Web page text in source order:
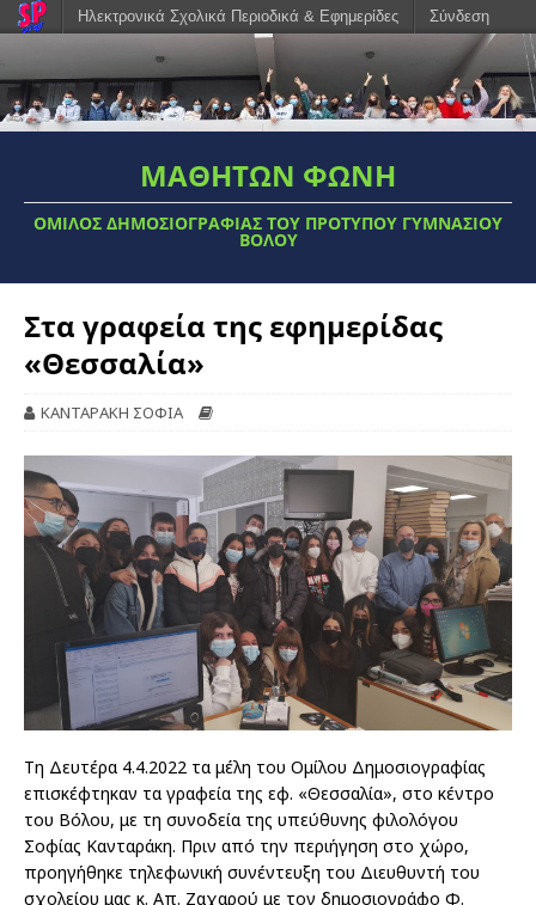
ΜΑΘΗΤΩΝ ΦΩΝΗ
ΟΜΙΛΟΣ ΔΗΜΟΣΙΟΓΡΑΦΊΑΣ ΤΟΥ ΠΡΌΤΥΠΟΥ ΓΥΜΝΑΣΊΟΥ
ΒΌΛΟΥ
Στα γραφεία της εφημερίδας
«Θεσσαλία»
ΚΑΝΤΑΡΑΚΗ ΣΟΦΙΑ
Τη Δευτέρα 4.4.2022 τα μέλη του Ομίλου Δημοσιογραφίας
επισκέφτηκαν τα γραφεία της εφ. «Θεσσαλία», στο κέντρο
του Βόλου, με τη συνοδεία της υπεύθυνης φιλολόγου
Σοφίας Κανταράκη. Πριν από την περιήγηση στο χώρο,
προηγήθηκε τηλεφωνική συνέντευξη του Διευθυντή του
σχολείου μας κ. Απ. Ζαχαρού με τον δημοσιογράφο Φ.
Ηλεκτρονικά Σχολικά Περιοδικά & Εφημερίδες Σύνδεση